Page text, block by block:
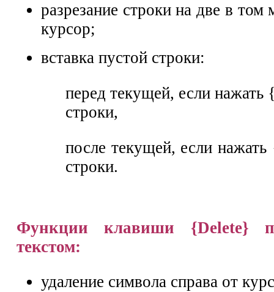
разрезание строки на две в том
курсор;
вставка пустой строки:
перед текущей, если нажать
строки,
после текущей, если
строки.
Функции клавиши {Delete}
текстом:
удаление символа справа от